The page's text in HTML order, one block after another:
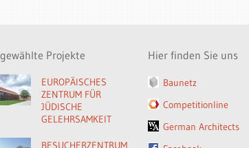
Projekte
EUROPÄISCHES
ZENTRUM FÜR
JÜDISCHE
GELEHRSAMKEIT
BESUCHERZENTRUM
Hier finden Sie uns
Baunetz
Competitionline
German Architects